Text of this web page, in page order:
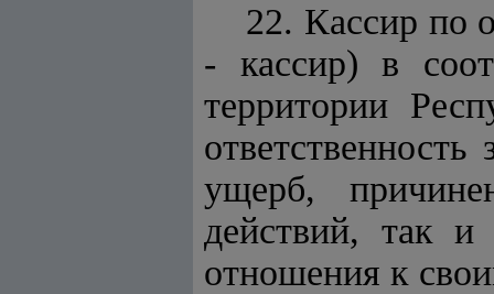
22. Кассир по
- кассир) в
территории
ущерб,
действий, так и
отношения к